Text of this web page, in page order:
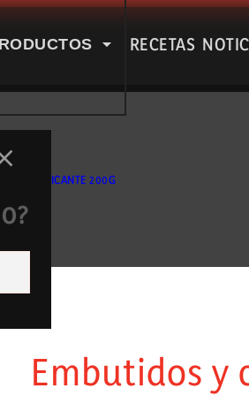
RECETAS
EN NUESTRAS RSS
SARTA PICANTE 200G
Embutidos y